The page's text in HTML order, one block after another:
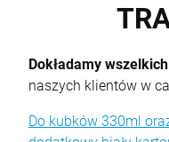
Dokładamy
naszych klientów w
Do kubków 330ml